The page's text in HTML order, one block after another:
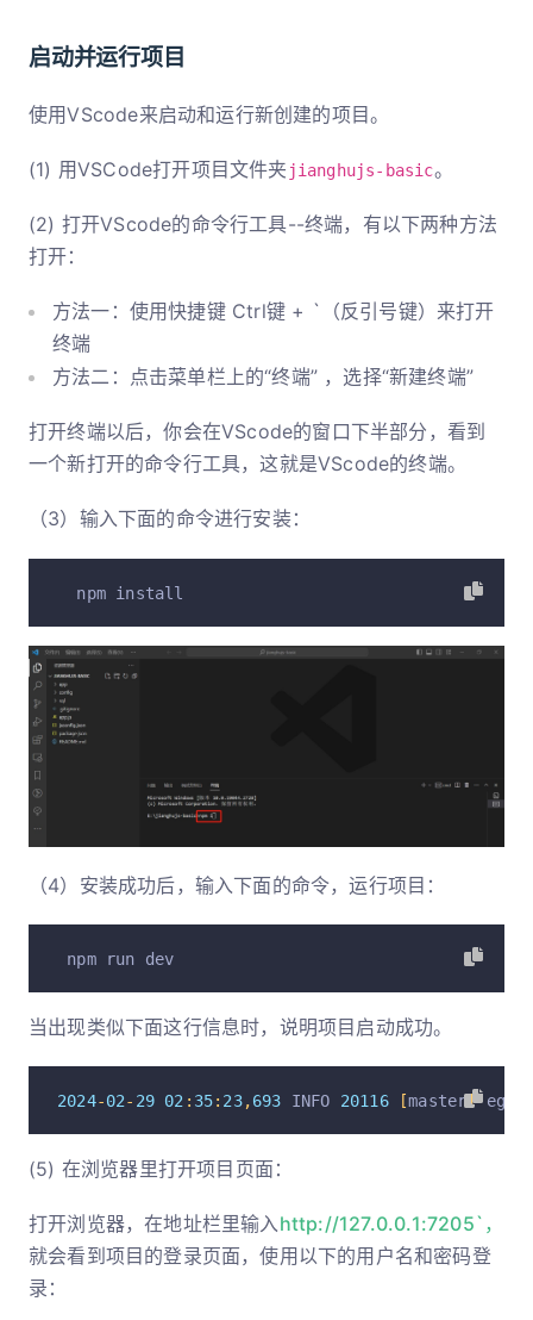
启动并运行项目
使用VScode来启动和运行新创建的项目。
(1) 用VSCode打开项目文件夹 jianghujs-basic。
(2) 打开VScode的命令行工具--终端，有以下两种方法
打开：
方法一：使用快捷键 Ctrl键 + `（反引号键）来打开
终端
方法二：点击菜单栏上的“终端” ，选择“新建终端”
打开终端以后，你会在VScode的窗口下半部分，看到
一个新打开的命令行工具，这就是VScode的终端。
（3）输入下面的命令进行安装：
  npm install
（4）安装成功后，输入下面的命令，运行项目：
npm run dev
当出现类似下面这行信息时，说明项目启动成功。
2024-02- 29 02 : 35: 23,693 INFO 20116 [master ] egg
(5) 在浏览器里打开项目页面：
打开浏览器，在地址栏里输入http://127.0.0.1:7205`，
就会看到项目的登录页面，使用以下的用户名和密码登
录：